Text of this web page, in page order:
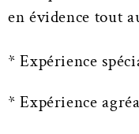
en évidence tout
* Expérience
* Expérience